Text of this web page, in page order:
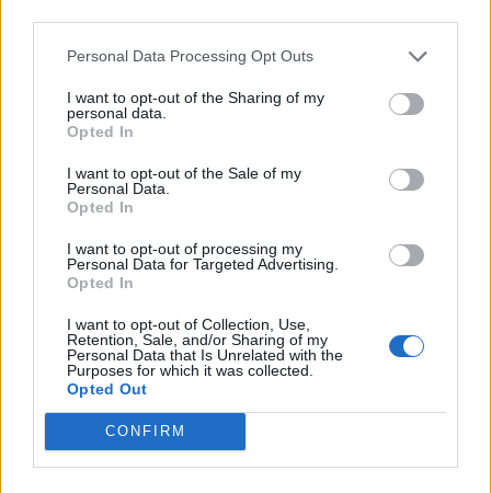
Personal Data Processing Opt Outs
I want to opt-out of the Sharing of my
personal data.
Opted In
I want to opt-out of the Sale of my
Personal Data.
Opted In
I want to opt-out of processing my
Personal Data for Targeted Advertising.
Opted In
I want to opt-out of Collection, Use,
Retention, Sale, and/or Sharing of my
Personal Data that Is Unrelated with the
Purposes for which it was collected.
Opted Out
CONFIRM